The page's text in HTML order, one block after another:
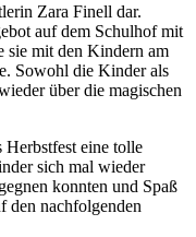
Zara Finell dar.
auf dem Schulhof mit
sie mit den Kindern am
Sowohl die Kinder als
über die magischen
eine tolle
sich mal wieder
konnten und Spaß
den nachfolgenden